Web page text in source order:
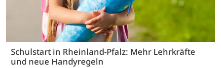
Schulstart in Rheinland-Pfalz: Mehr Lehrkräfte
und neue Handyregeln